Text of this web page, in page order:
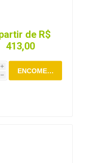
de R$
413,00
i
h
ENCOMENDAR